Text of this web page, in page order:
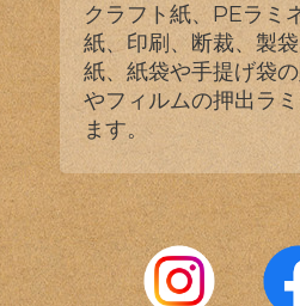
クラフト紙、PEラミ
紙、印刷、断裁、製
紙、紙袋や手提げ袋
やフィルムの押出ラ
ます。